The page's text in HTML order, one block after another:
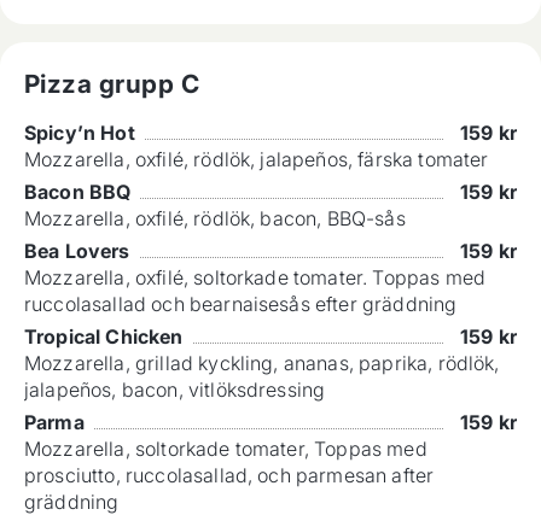
Pizza grupp C
Spicy’n Hot 159 kr
Mozzarella, oxfilé, rödlök, jalapeños, färska tomater
Bacon BBQ
159 kr
Mozzarella, oxfilé, rödlök, bacon, BBQ-sås
Bea Lovers
159 kr
Mozzarella, oxfilé, soltorkade tomater. Toppas med
ruccolasallad och bearnaisesås efter gräddning
Tropical Chicken
159 kr
Mozzarella, grillad kyckling, ananas, paprika, rödlök,
jalapeños, bacon, vitlöksdressing
Parma
159 kr
Mozzarella, soltorkade tomater, Toppas med
prosciutto, ruccolasallad, och parmesan after
gräddning